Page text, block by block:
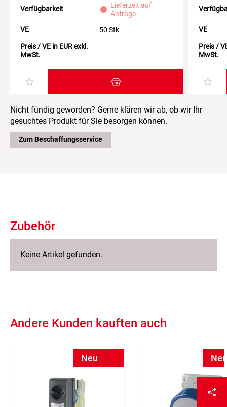
Verfügbarkeit
Lieferzeit auf
Anfrage
VE
50 Stk
Preis / VE in EUR exkl.
MwSt.
Zum Warenkorb hinzufügen
VE
Preis /
MwSt.
Nicht fündig geworden? Gerne klären wir ab, ob wir Ihr
gesuchtes Produkt für Sie besorgen können.
Zum Beschaffungsservice
Zubehör
Keine Artikel gefunden.
Andere Kunden kauften auch
Neu Neu